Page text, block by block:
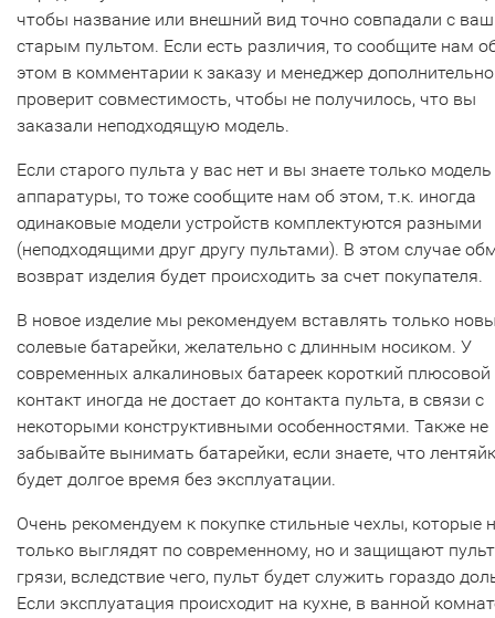
чтобы название или внешний вид точно совпадали с
старым пультом. Если есть различия, то сообщите нам
этом в комментарии к заказу и менеджер дополнительно
проверит совместимость, чтобы не получилось, что вы
заказали неподходящую модель.
Если старого пульта у вас нет и вы знаете только модель
аппаратуры, то тоже сообщите нам об этом, т.к. иногда
одинаковые модели устройств комплектуются разными
(неподходящими друг другу пультами). В этом случае
возврат изделия будет происходить за счет покупателя.
В новое изделие мы рекомендуем вставлять только
солевые батарейки, желательно с длинным носиком. У
современных алкалиновых батареек короткий плюсовой
контакт иногда не достает до контакта пульта, в связи с
некоторыми конструктивными особенностями. Также не
забывайте вынимать батарейки, если знаете, что
будет долгое время без эксплуатации.
Очень рекомендуем к покупке стильные чехлы, которые
только выглядят по современному, но и защищают
грязи, вследствие чего, пульт будет служить гораздо
Если эксплуатация происходит на кухне, в ванной